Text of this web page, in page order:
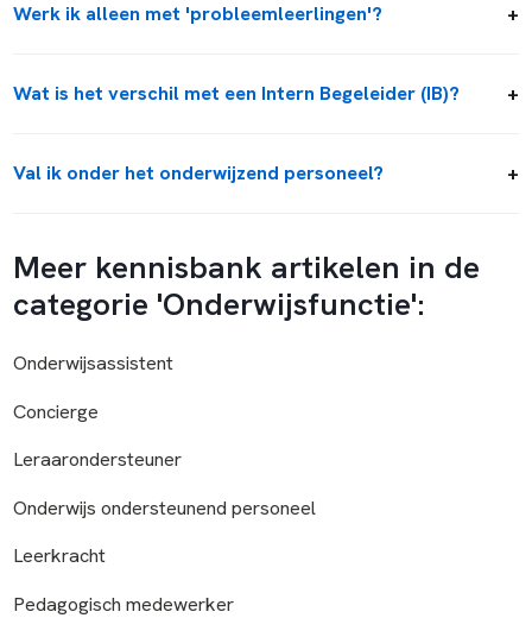
Werk ik alleen met 'probleemleerlingen'?
Wat is het verschil met een Intern Begeleider (IB)?
Val ik onder het onderwijzend personeel?
Meer kennisbank artikelen in de
categorie 'Onderwijsfunctie':
Onderwijsassistent
Concierge
Leraarondersteuner
Onderwijs ondersteunend personeel
Leerkracht
Pedagogisch medewerker